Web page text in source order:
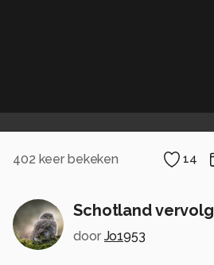
402 keer bekeken 14
Schotland vervolg
door Jo1953